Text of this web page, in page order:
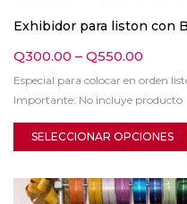
Exhibidor para liston con
Q300.00 – Q550.00
Especial para colocar en orden
Importante: No incluye producto
SELECCIONAR OPCIONES